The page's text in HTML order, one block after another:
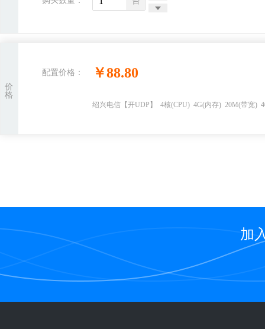
价
格
配置价格： ￥88.80
绍兴电信【开UDP】 4核(CPU) 4G(内存) 20M(带宽)
加